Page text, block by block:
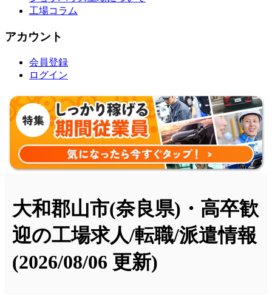
工場コラム
アカウント
会員登録
ログイン
大和郡山市(奈良県)・高卒歓
迎の工場求人/転職/派遣情報
(2026/08/06 更新)